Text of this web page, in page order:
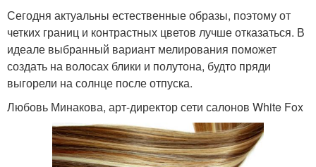
Сегодня актуальны естественные образы, поэтому от
четких границ и контрастных цветов лучше отказаться. В
идеале выбранный вариант мелирования поможет
создать на волосах блики и полутона, будто пряди
выгорели на солнце после отпуска.
Любовь Минакова, арт-директор сети салонов White Fox